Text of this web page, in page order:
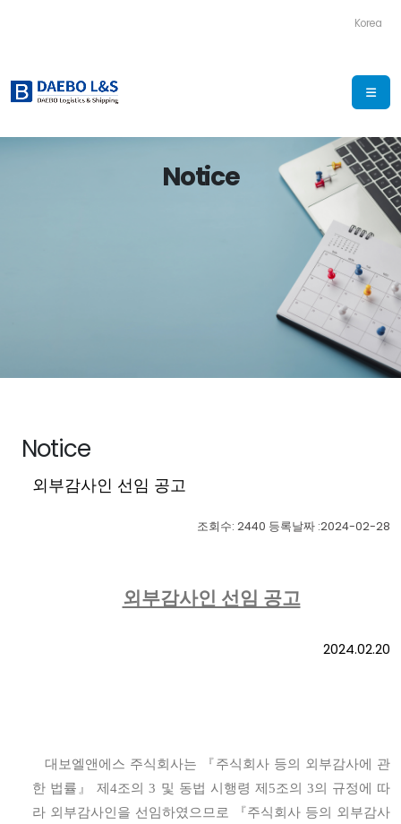
Korea
Notice
Notice
외부감사인 선임 공고
조회수: 2440 등록날짜 :2024-02-28
외부감사인 선임 공고
2024.02.20
대보엘앤에스 주식회사는 『주식회사 등의 외부감사에 관
한 법률 』 제4조의3 및 동법 시행령 제5조의 3의 규정에 따
라 외부감사인을 선임하였으므로
『주식회사 등의 외부감사